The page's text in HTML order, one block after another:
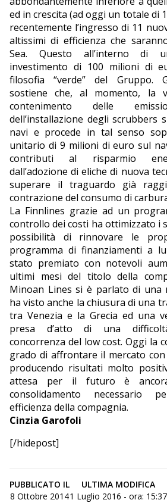
ed in crescita (ad oggi un totale di
recentemente l’ingresso di 11
altissimi di efficienza che
Sea. Questo all’interno di
investimento di 100 milioni di
filosofia “verde” del Gruppo.
sostiene che, al momento, la
contenimento delle
dell’installazione degli scrubbers
navi e procede in tal senso
unitario di 9 milioni di euro sul
contributi al risparmio
dall’adozione di eliche di nuova
superare il traguardo già
contrazione del consumo di
La Finnlines grazie ad un
controllo dei costi ha ottimizzato i
possibilità di rinnovare le
programma di finanziamenti a
stato premiato con notevoli
ultimi mesi del titolo della
Minoan Lines si è parlato di una
ha visto anche la chiusura di una
tra Venezia e la Grecia ed una
presa d’atto di una
concorrenza del low cost. Oggi la
grado di affrontare il mercato
producendo risultati molto
attesa per il futuro è
consolidamento necessario
efficienza della compagnia.
Cinzia Garofoli
[/hidepost]
PUBBLICATO IL
8 Ottobre 2014
ULTIMA MODIFICA
1 Luglio 2016 - ora: 15:37